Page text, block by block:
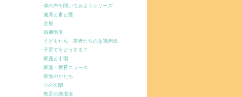
体の声を聞いてみようシリーズ
健康と食と医
全般
婚姻制度
子どもたち、若者たちの意識潮流
子育てをどうする？
家庭と市場
家庭・教育ニュース
家族のかたち
心の欠陥
教育の新潮流